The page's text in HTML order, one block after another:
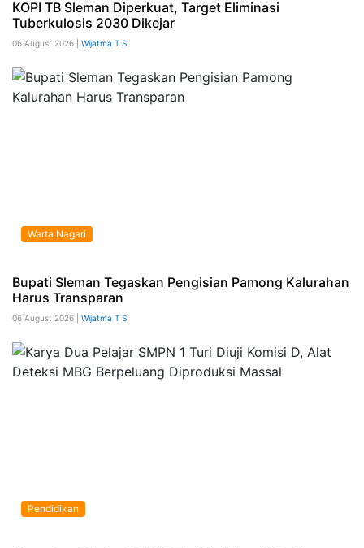
KOPI TB Sleman Diperkuat, Target Eliminasi
Tuberkulosis 2030 Dikejar
06 August 2026 | Wijatma T S
Warta Nagari
Bupati Sleman Tegaskan Pengisian Pamong Kalurahan
Harus Transparan
06 August 2026 | Wijatma T S
Pendidikan